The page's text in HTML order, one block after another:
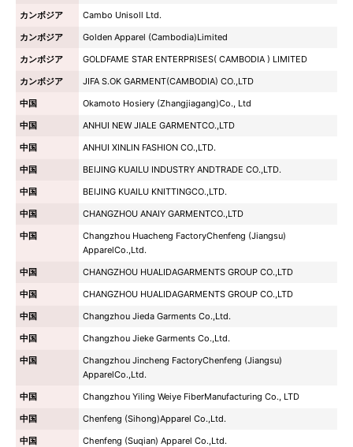
カンボジア
Cambo Unisoll Ltd.
カンボジア
Golden Apparel (Cambodia)Limited
カンボジア
GOLDFAME STAR ENTERPRISES( CAMBODIA ) LIMITED
カンボジア
JIFA S.OK GARMENT(CAMBODIA) CO.,LTD
中国
Okamoto Hosiery (Zhangjiagang)Co., Ltd
中国
ANHUI NEW JIALE GARMENTCO.,LTD
中国
ANHUI XINLIN FASHION CO.,LTD.
中国
BEIJING KUAILU INDUSTRY ANDTRADE CO.,LTD.
中国
BEIJING KUAILU KNITTINGCO.,LTD.
中国
CHANGZHOU ANAIY GARMENTCO.,LTD
中国
Changzhou Huacheng FactoryChenfeng (Jiangsu)
ApparelCo.,Ltd.
中国
CHANGZHOU HUALIDAGARMENTS GROUP CO.,LTD
中国
CHANGZHOU HUALIDAGARMENTS GROUP CO.,LTD
中国
Changzhou Jieda Garments Co.,Ltd.
中国
Changzhou Jieke Garments Co.,Ltd.
中国
Changzhou Jincheng FactoryChenfeng (Jiangsu)
ApparelCo.,Ltd.
中国
Changzhou Yiling Weiye FiberManufacturing Co., LTD
中国
Chenfeng (Sihong)Apparel Co.,Ltd.
中国
Chenfeng (Suqian) Apparel Co.,Ltd.